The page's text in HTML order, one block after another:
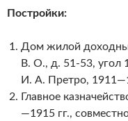
Постройки:
Дом жилой
В. О., д. 51-53, угол
И. А. Претро,
Главное
—1915 гг.,